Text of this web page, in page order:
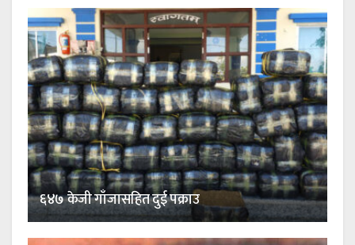
६४७ केजी गाँजासहित दुई पक्राउ